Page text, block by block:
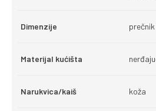
Dimenzije
Materijal kućišta
Narukvica/kaiš koža